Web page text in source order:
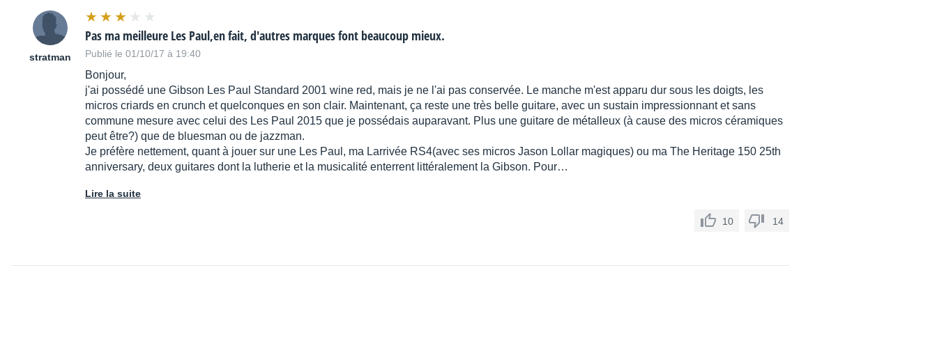
stratman
Pas ma meilleure Les Paul,en fait, d'autres marques font beaucoup mieux.
Publié le 01/10/17 à 19:40
Bonjour,
j'ai possédé une Gibson Les Paul Standard 2001 wine red, mais je ne l'ai pas conservée. Le manche m'est apparu dur sous les doigts, les
micros criards en crunch et quelconques en son clair. Maintenant, ça reste une très belle guitare, avec un sustain impressionnant et sans
commune mesure avec celui des Les Paul 2015 que je possédais auparavant. Plus une guitare de métalleux (à cause des micros céramiques
peut être?) que de bluesman ou de jazzman.
Je préfère nettement, quant à jouer sur une Les Paul, ma Larrivée RS4(avec ses micros Jason Lollar magiques) ou ma The Heritage 150 25th
anniversary, deux guitares dont la lutherie et la musicalité enterrent littéralement la Gibson. Pour…
Lire la suite
10 14